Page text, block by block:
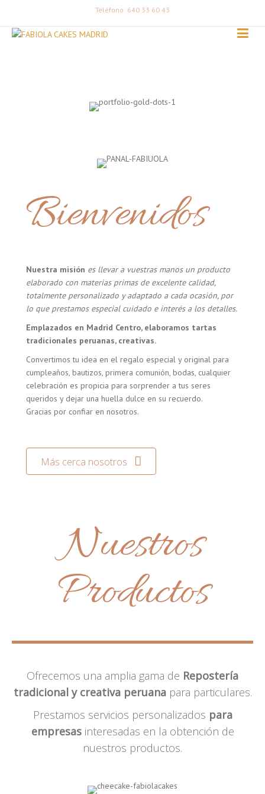
Teléfono: 640 33 60 43
Bienvenidos
Nuestra misión es llevar a vuestras manos un producto
elaborado con materias primas de excelente calidad,
totalmente personalizado y adaptado a cada ocasión, por
lo que prestamos especial cuidado e interés a los detalles.
Emplazados en Madrid Centro, elaboramos tartas
tradicionales peruanas, creativas.
Convertimos tu idea en el regalo especial y original para
cumpleaños, bautizos, primera comunión, bodas, cualquier
celebración es propicia para sorprender a tus seres
queridos y dejar una huella dulce en su recuerdo.
Gracias por confiar en nosotros.
Más cerca nosotros
Nuestros
Productos
Ofrecemos una amplia gama de Repostería
tradicional y creativa peruanapara particulares.
Prestamos servicios personalizados para
empresasinteresadas en la obtención de
nuestros productos.